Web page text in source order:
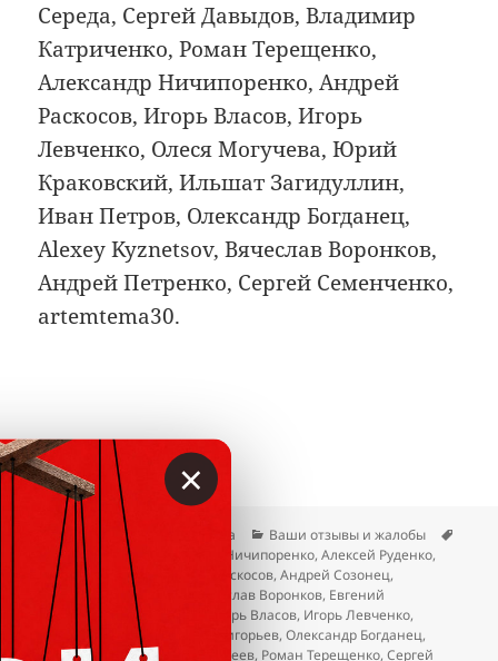
Середа, Сергей Давыдов, Владимир
Катриченко, Роман Терещенко,
Александр Ничипоренко, Андрей
Раскосов, Игорь Власов, Игорь
Левченко, Олеся Могучева, Юрий
Краковский, Ильшат Загидуллин,
Иван Петров, Олександр Богданец,
Alexey Kyznetsov, Вячеслав Воронков,
Андрей Петренко, Сергей Семенченко,
artemtema30.
Опубликовано
23.04.2026 Гость сайта Рубрики
Ваши отзывы и жалобы
Alexey Kyznetsov
Александр Ничипоренко,Алексей Руденко,
Андрей Петренко
Андрей Раскосов,Андрей Созонец,
Владимир Катриченко
Вячеслав Воронков, Евгений
Василенко
Иван Петров Игорь Власов, Игорь Левченко,
Ильшат Загидуллин
Олег Григорьев,Олександр Богданец,
Олеся Могучева, Роман Матвеев, Роман Терещенко,Сергей
×